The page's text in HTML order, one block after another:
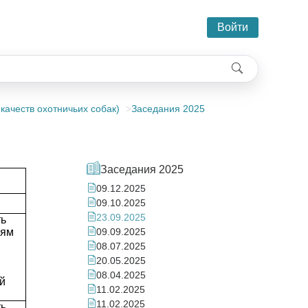
Войти
охотничьих собак) Заседания 2025
Заседания 2025
09.12.2025
09.10.2025
23.09.2025
09.09.2025
08.07.2025
20.05.2025
08.04.2025
11.02.2025
11.02.2025